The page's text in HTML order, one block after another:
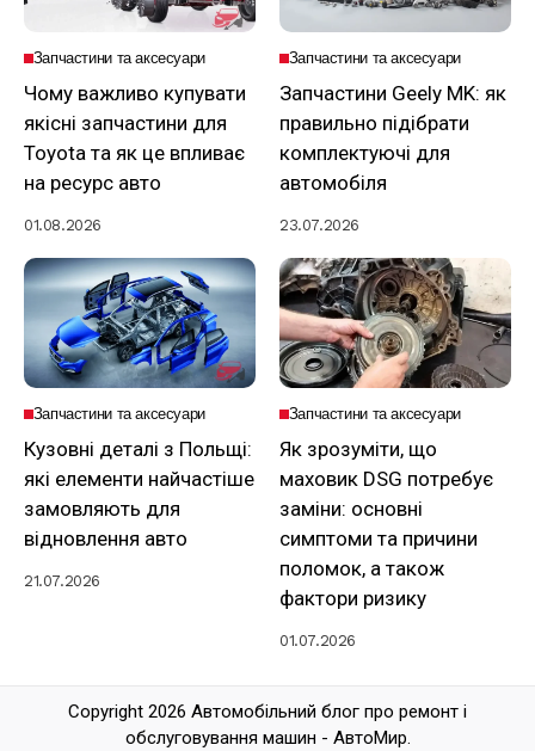
Запчастини та аксесуари
Чому важливо купувати
якісні запчастини для
Toyota та як це впливає
на ресурс авто
01.08.2026
Запчастини та аксесуари
Запчастини Geely MK: як
правильно підібрати
комплектуючі для
автомобіля
23.07.2026
Запчастини та аксесуари
Кузовні деталі з Польщі:
які елементи найчастіше
замовляють для
відновлення авто
21.07.2026
Запчастини та аксесуари
Як зрозуміти, що
маховик DSG потребує
заміни: основні
симптоми та причини
поломок, а також
фактори ризику
01.07.2026
Copyright 2026 Автомобільний блог про ремонт і
обслуговування машин - АвтоМир.